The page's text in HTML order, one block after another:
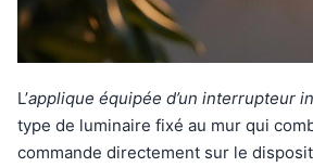
L’applique équipée d’un interrupteur
type de luminaire fixé au mur qui
commande directement sur le